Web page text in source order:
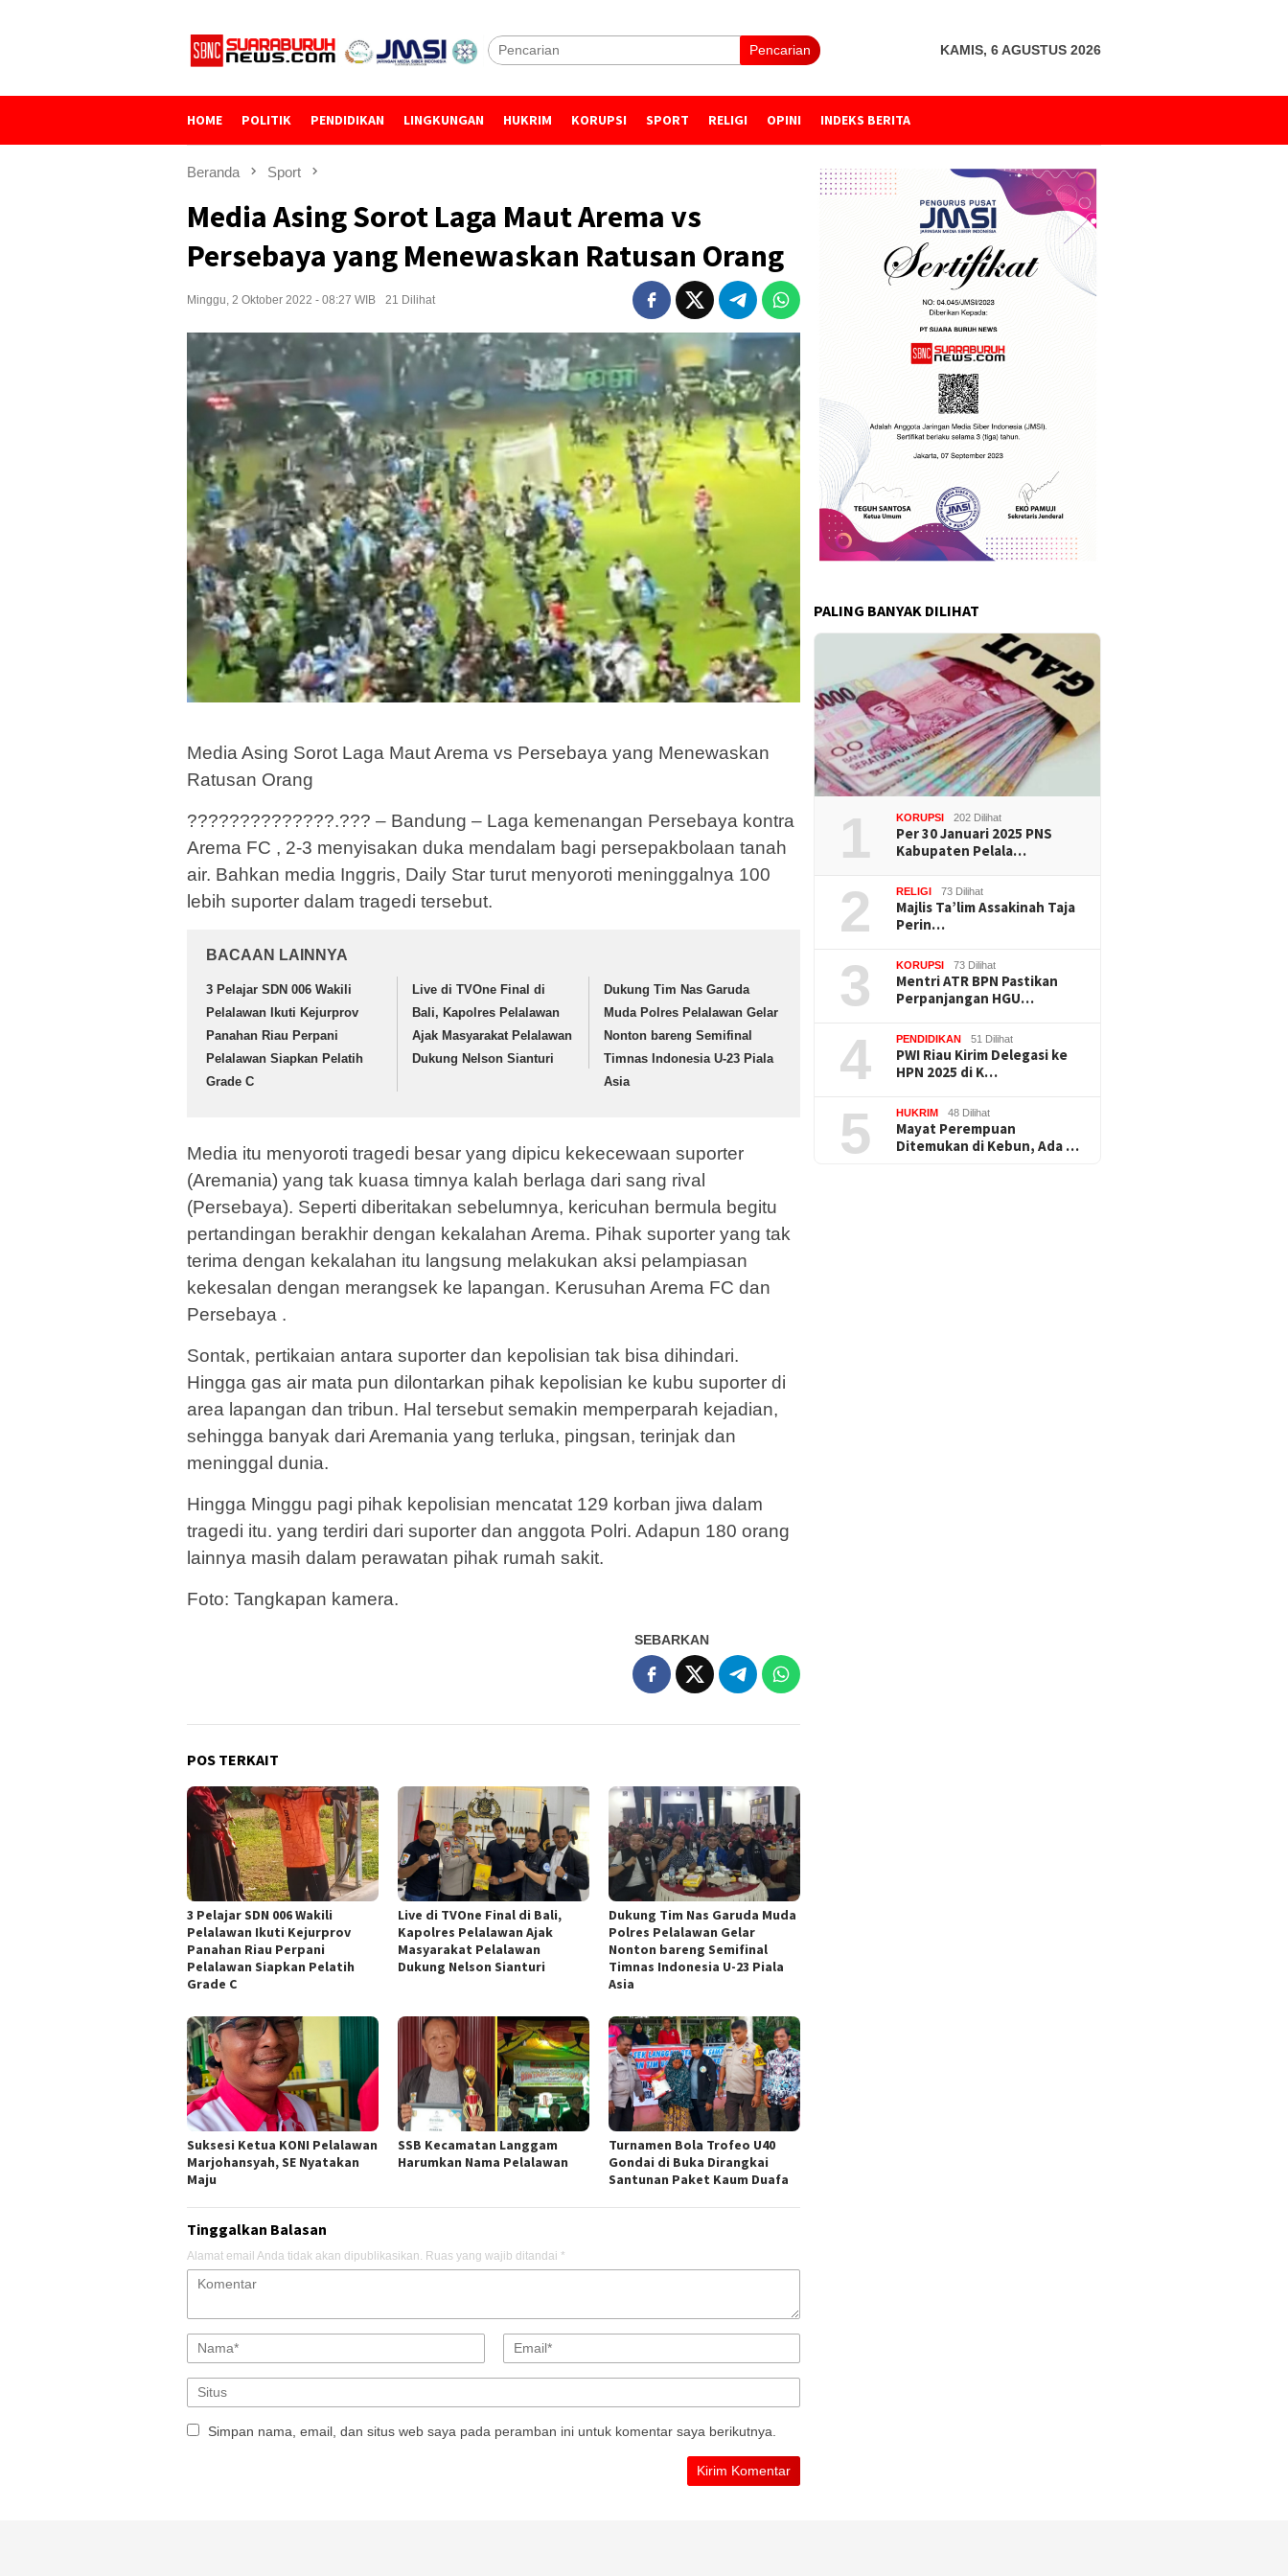
Pencarian KAMIS, 6 AGUSTUS 2026
HOME POLITIK PENDIDIKAN LINGKUNGAN HUKRIM KORUPSI SPORT RELIGI OPINI INDEKS BERITA
Beranda Sport
Media Asing Sorot Laga Maut Arema vs
Persebaya yang Menewaskan Ratusan Orang
Minggu, 2 Oktober 2022 - 08:27 WIB 21 Dilihat
Media Asing Sorot Laga Maut Arema vs Persebaya yang Menewaskan
Ratusan Orang
??????????????.??? – Bandung – Laga kemenangan Persebaya kontra
Arema FC , 2-3 menyisakan duka mendalam bagi persepakbolaan tanah
air. Bahkan media Inggris, Daily Star turut menyoroti meninggalnya 100
lebih suporter dalam tragedi tersebut.
BACAAN LAINNYA
3 Pelajar SDN 006 Wakili
Pelalawan Ikuti Kejurprov
Panahan Riau Perpani
Pelalawan Siapkan Pelatih
Grade C
Live di TVOne Final di
Bali, Kapolres Pelalawan
Ajak Masyarakat Pelalawan
Dukung Nelson Sianturi
Dukung Tim Nas Garuda
Muda Polres Pelalawan Gelar
Nonton bareng Semifinal
Timnas Indonesia U-23 Piala
Asia
Media itu menyoroti tragedi besar yang dipicu kekecewaan suporter
(Aremania) yang tak kuasa timnya kalah berlaga dari sang rival
(Persebaya). Seperti diberitakan sebelumnya, kericuhan bermula begitu
pertandingan berakhir dengan kekalahan Arema. Pihak suporter yang tak
terima dengan kekalahan itu langsung melakukan aksi pelampiasan
kekesalan dengan merangsek ke lapangan. Kerusuhan Arema FC dan
Persebaya .
Sontak, pertikaian antara suporter dan kepolisian tak bisa dihindari.
Hingga gas air mata pun dilontarkan pihak kepolisian ke kubu suporter di
area lapangan dan tribun. Hal tersebut semakin memperparah kejadian,
sehingga banyak dari Aremania yang terluka, pingsan, terinjak dan
meninggal dunia.
Hingga Minggu pagi pihak kepolisian mencatat 129 korban jiwa dalam
tragedi itu. yang terdiri dari suporter dan anggota Polri. Adapun 180 orang
lainnya masih dalam perawatan pihak rumah sakit.
Foto: Tangkapan kamera.
SEBARKAN
POS TERKAIT
3 Pelajar SDN 006 Wakili
Pelalawan Ikuti Kejurprov
Panahan Riau Perpani
Pelalawan Siapkan Pelatih
Grade C
Live di TVOne Final di Bali,
Kapolres Pelalawan Ajak
Masyarakat Pelalawan
Dukung Nelson Sianturi
Dukung Tim Nas Garuda Muda
Polres Pelalawan Gelar
Nonton bareng Semifinal
Timnas Indonesia U-23 Piala
Asia
Suksesi Ketua KONI Pelalawan
Marjohansyah, SE Nyatakan
Maju
SSB Kecamatan Langgam
Harumkan Nama Pelalawan
Turnamen Bola Trofeo U40
Gondai di Buka Dirangkai
Santunan Paket Kaum Duafa
Tinggalkan Balasan
Alamat email Anda tidak akan dipublikasikan. Ruas yang wajib ditandai *
Simpan nama, email, dan situs web saya pada peramban ini untuk komentar saya berikutnya.
PALING BANYAK DILIHAT
1 KORUPSI 202 Dilihat
Per 30 Januari 2025 PNS
Kabupaten Pelala…
2 RELIGI 73 Dilihat
Majlis Ta’lim Assakinah Taja
Perin…
3 KORUPSI 73 Dilihat
Mentri ATR BPN Pastikan
Perpanjangan HGU…
4 PENDIDIKAN 51 Dilihat
PWI Riau Kirim Delegasi ke
HPN 2025 di K…
5 HUKRIM 48 Dilihat
Mayat Perempuan
Ditemukan di Kebun, Ada …